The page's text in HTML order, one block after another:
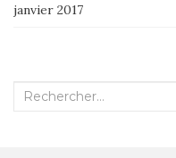
janvier 2017
Recherche